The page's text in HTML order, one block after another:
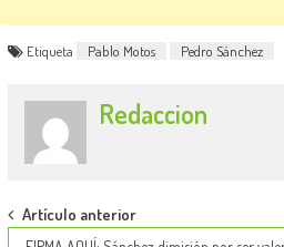
Etiqueta Pablo Motos Pedro Sánchez
Redaccion
Post
Artículo anterior